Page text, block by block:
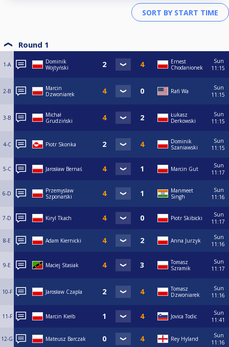
Round 1
1-A
Dominik
Wojtyński
Ernest
Chodanionek
Sun
11:15
2-B
Marcin
Dzwoniarek
Rafi Wa
Sun
11:15
3-B
Michał
Grudziński
Łukasz
Derkowski
Sun
11:15
4-C Piotr Skonka
Dominik
Szaniawski
Sun
11:15
5-C Jarosław Bernaś Marcin Gut
Sun
11:17
6-D
Przemyslaw
Szponarski
Manmeet
Singh
Sun
11:16
7-D Kiryl Tkach Piotr Skibicki
Sun
11:17
8-E Adam Kiernicki Anna Jurzyk
Sun
11:16
9-E Maciej Stasiak
Tomasz
Szramik
Sun
11:17
10-F Jarosław Czapla
Tomasz
Dzwoniarek
Sun
11:16
11-F Marcin Kiełb Jovica Todic
Sun
11:41
12-G Mateusz Barczak Rey Hyland
Sun
11:16